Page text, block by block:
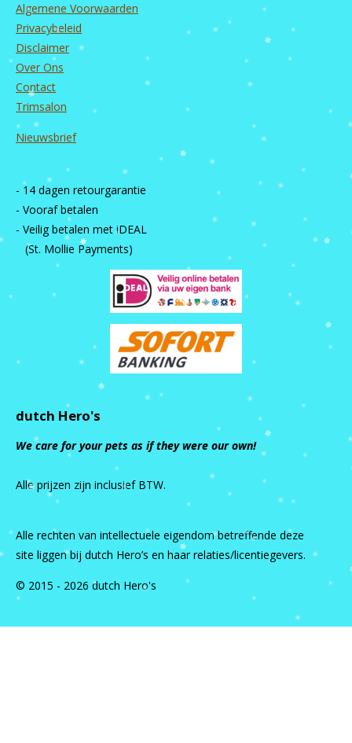
Algemene Voorwaarden
Privacybeleid
Disclaimer
Over Ons
Contact
Trimsalon
Nieuwsbrief
- 14 dagen retourgarantie
- Vooraf betalen
- Veilig betalen met iDEAL
(St. Mollie Payments)
dutch Hero's
We care for your pets as if they were our own!
Alle prijzen zijn inclusief BTW.
Alle rechten van intellectuele eigendom betreffende deze
site liggen bij dutch Hero’s en haar relaties/licentiegevers.
© 2015 - 2026 dutch Hero's